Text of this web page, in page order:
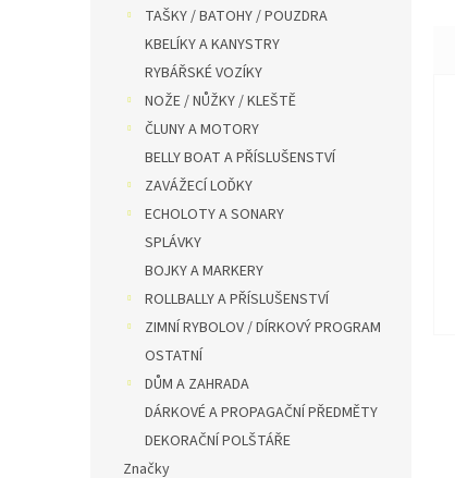
TAŠKY / BATOHY / POUZDRA
KBELÍKY A KANYSTRY
RYBÁŘSKÉ VOZÍKY
NOŽE / NŮŽKY / KLEŠTĚ
ČLUNY A MOTORY
BELLY BOAT A PŘÍSLUŠENSTVÍ
ZAVÁŽECÍ LOĎKY
ECHOLOTY A SONARY
SPLÁVKY
BOJKY A MARKERY
ROLLBALLY A PŘÍSLUŠENSTVÍ
ZIMNÍ RYBOLOV / DÍRKOVÝ PROGRAM
OSTATNÍ
DŮM A ZAHRADA
DÁRKOVÉ A PROPAGAČNÍ PŘEDMĚTY
DEKORAČNÍ POLŠTÁŘE
Značky